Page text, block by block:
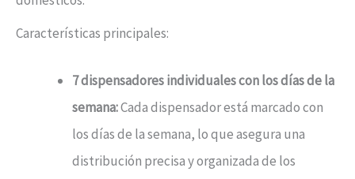
Características principales:
7 dispensadores individuales con los días de la
semana:Cada dispensador está marcado con
los días de la semana, lo que asegura una
distribución precisa y organizada de los